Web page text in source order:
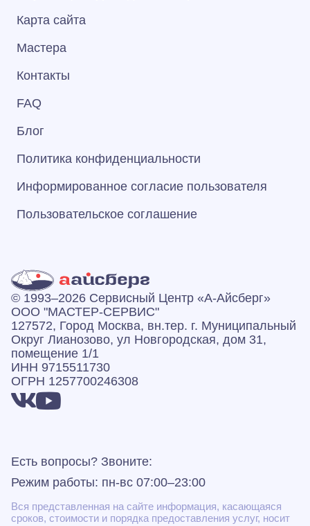
Карта сайта
Мастера
Контакты
FAQ
Блог
Политика конфиденциальности
Информированное согласие пользователя
Пользовательское соглашение
© 1993–2026 Сервисный Центр «А‑Айсберг»
ООО "МАСТЕР-СЕРВИС"
127572, Город Москва, вн.тер. г. Муниципальный
Округ Лианозово, ул Новгородская, дом 31,
помещение 1/1
ИНН 9715511730
ОГРН 1257700246308
Есть вопросы? Звоните:
Режим работы: пн-вс 07:00–23:00
Вся представленная на сайте информация, касающаяся
сроков, стоимости и порядка предоставления услуг, носит